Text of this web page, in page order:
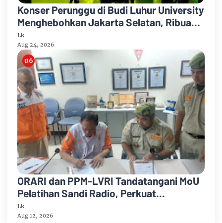
Konser Perunggu di Budi Luhur University
Menghebohkan Jakarta Selatan, Ribuan
Penonton Larut dalam Euforia!
Lk
Aug 24, 2026
ORARI dan PPM-LVRI Tandatangani MoU
Pelatihan Sandi Radio, Perkuat
Komunikasi dan Bela Negara
Lk
Aug 12, 2026